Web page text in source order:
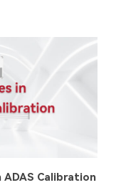
ADAS Calibration